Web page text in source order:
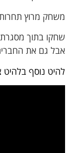
משחק מרוץ
שחקו בתוך
אבל גם את
להיט נוסף בלהיט